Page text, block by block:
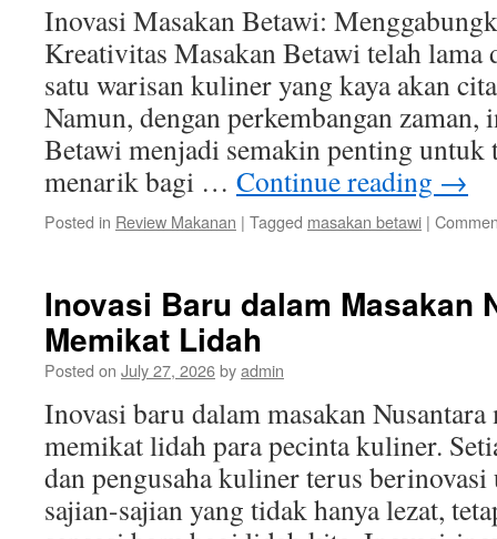
Inovasi Masakan Betawi:
Kreativitas Masakan Betawi telah lama
satu warisan kuliner yang kaya akan
Namun, dengan perkembangan zaman,
Betawi menjadi semakin penting untuk
menarik bagi … Continue reading →
Posted in Review Makanan | Tagged masakan betawi |
Inovasi Baru dalam Masakan
Memikat Lidah
Posted on July 27, 2026byadmin
Inovasi baru dalam masakan Nusantara
memikat lidah para pecinta kuliner.
dan pengusaha kuliner terus
sajian-sajian yang tidak hanya lezat,